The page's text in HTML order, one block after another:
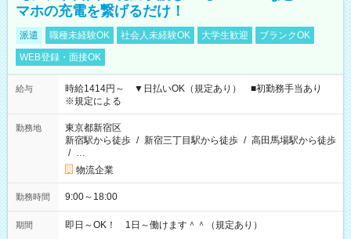
マホの充電を繋げるだけ！
派遣 職種未経験OK 社会人未経験OK 大学生歓迎
ブランクOK
WEB登録・面接OK
給与
時給1414円～ ▼日払いOK（規定あり） ■初勤務手当あり
※規定による
勤務地
東京都新宿区
新宿駅から徒歩 / 新宿三丁目駅から徒歩 / 高田馬場駅から徒歩
/ …
物流企業
勤務時間 9:00～18:00
期間 即日～OK！ 1日～働けます＾＾（規定あり）